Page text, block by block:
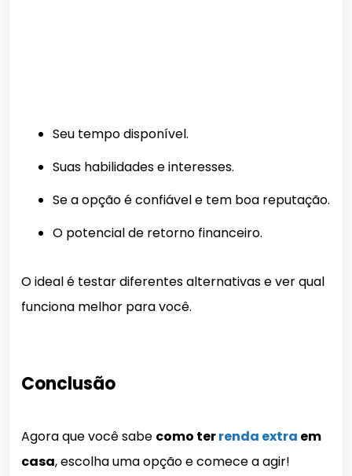
Seu tempo disponível.
Suas habilidades e interesses.
Se a opção é confiável e tem boa reputação.
O potencial de retorno financeiro.
O ideal é testar diferentes alternativas e ver qual
funciona melhor para você.
Conclusão
Agora que você sabe como terrenda extra em
casa, escolha uma opção e comece a agir!